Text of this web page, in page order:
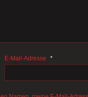
E-Mail-Adresse *